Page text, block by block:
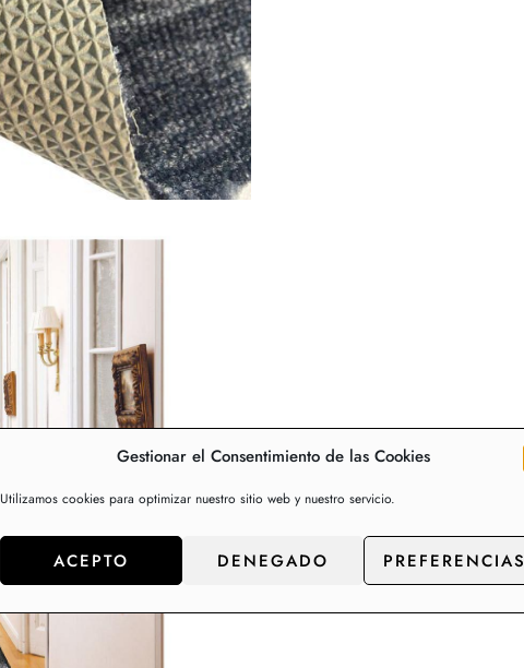
Gestionar el Consentimiento de las Cookies
Utilizamos cookies para optimizar nuestro sitio web y nuestro servicio.
ACEPTO DENEGADO PREFERENCIAS